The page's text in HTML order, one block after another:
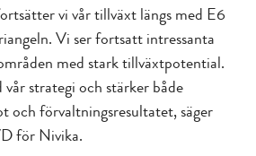
vi vår tillväxt längs med E6
Vi ser fortsatt intressanta
med stark tillväxtpotential.
strategi och stärker både
och förvaltningsresultatet, säger
för Nivika.